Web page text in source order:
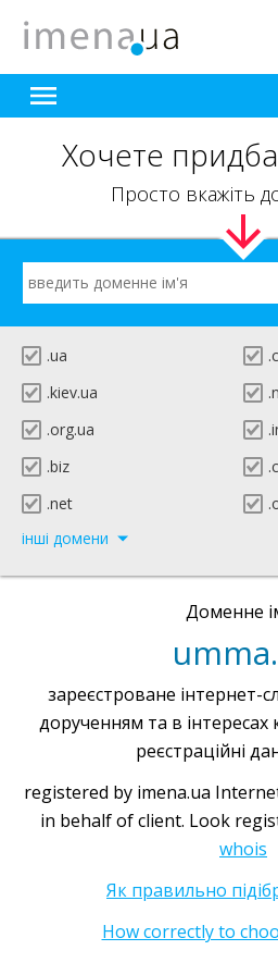
Хочете
Просто вкажіть
.ua
.kiev.ua
.org.ua
.biz
.net
інші домени
Доменне
зареєстроване інтернет-
дорученням та в інтересах
реєстраційні
registered by imena.ua
in behalf of client. Look
whois
Як правильно
How correctly to